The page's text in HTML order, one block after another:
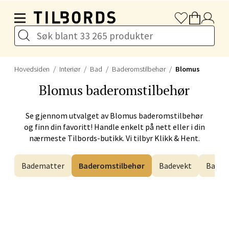
Hovedsiden Interiør Bad Baderomstilbehør Blomus
Blomus baderomstilbehør
Se gjennom utvalget avBlomus baderomstilbehør
og finn din favoritt! Handle enkelt på nett eller i din
nærmeste Tilbords-butikk. Vi tilbyr Klikk & Hent.
Badematter Baderomstilbehør Badevekt
Førde - Alti Førde
Naustdalsveien 4, 6800 Førde
Åpent i dag 10-20
Velg
Bergen - Galleriet
Torgalmenningen 8, 5014 Bergen
Åpent i dag 09-21